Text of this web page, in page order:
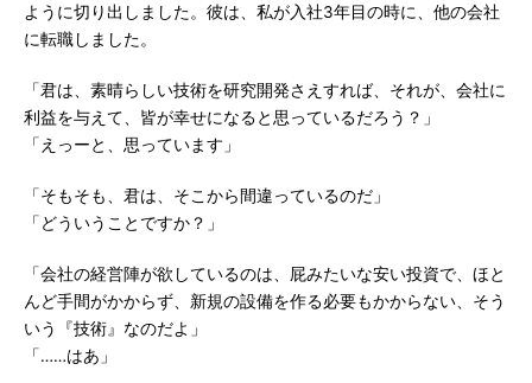
ように切り出しました。彼は、私が入社3年目の時に、他の会社
に転職しました。
「君は、素晴らしい技術を研究開発さえすれば、それが、会社に
利益を与えて、皆が幸せになると思っているだろう？」
「えっーと、思っています」
「そもそも、君は、そこから間違っているのだ」
「どういうことですか？」
「会社の経営陣が欲しているのは、屁みたいな安い投資で、ほと
んど手間がかからず、新規の設備を作る必要もかからない、そう
いう『技術』なのだよ」
「……はあ」